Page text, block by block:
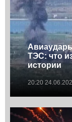
ТЭС: что
истории
20:20